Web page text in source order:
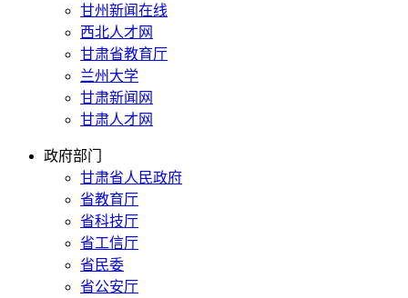
甘州新闻在线
西北人才网
甘肃省教育厅
兰州大学
甘肃新闻网
甘肃人才网
政府部门
甘肃省人民政府
省教育厅
省科技厅
省工信厅
省民委
省公安厅